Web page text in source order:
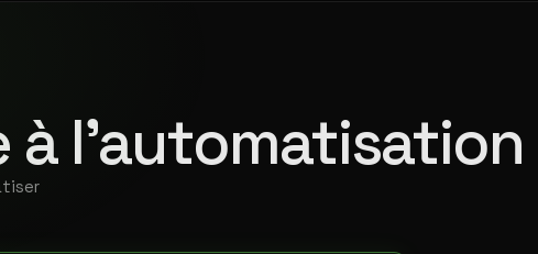
à l'automatisation